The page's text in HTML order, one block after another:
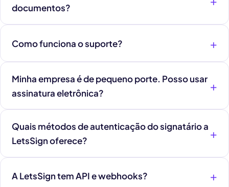
documentos?
Como funciona o suporte?
Minha empresa é de pequeno porte. Posso usar
assinatura eletrônica?
Quais métodos de autenticação do signatário a
LetsSign oferece?
A LetsSign tem API e webhooks?